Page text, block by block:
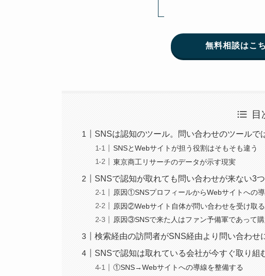
無料相談はこ
目
SNSは認知のツール。問い合わせのツールで
SNSとWebサイトが担う役割はそもそも違う
東京商工リサーチのデータが示す現実
SNSで認知が取れても問い合わせが来ない3
原因①SNSプロフィールからWebサイトへの
原因②Webサイト自体が問い合わせを受け取
原因③SNSで来た人はファン予備軍であって
検索経由の訪問者がSNS経由より問い合わせ
SNSで認知は取れている会社が今すぐ取り組
①SNS→Webサイトへの導線を整備する